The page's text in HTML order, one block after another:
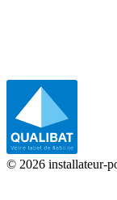
© 2026 installateur-